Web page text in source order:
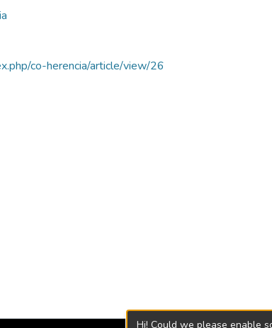
co-herencia/article/view/26
Hi! Could we please enable